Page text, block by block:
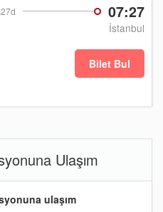
07:27
İstanbul
Bilet Bul
Ulaşım
ulaşım